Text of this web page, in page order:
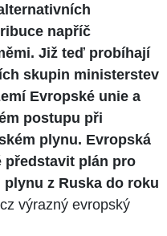
napříč
Již teď probíhají
skupin ministerstev
Evropské unie a
postupu při
plynu. Evropská
představit plán pro
z Ruska do roku
výrazný evropský